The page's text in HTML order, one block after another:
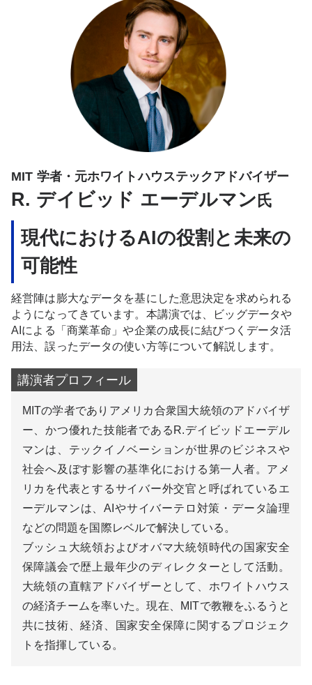
MIT 学者・元ホワイトハウステックアドバイザー
R. デイビッド エーデルマン 氏
現代におけるAIの役割と未来の
可能性
経営陣は膨大なデータを基にした意思決定を求められる
ようになってきています。本講演では、ビッグデータや
AIによる「商業革命」や企業の成長に結びつくデータ活
用法、誤ったデータの使い方等について解説します。
MITの学者でありアメリカ合衆国大統領のアドバイザ
ー、かつ優れた技能者であるR.デイビッドエーデル
マンは、テックイノベーションが世界のビジネスや
社会へ及ぼす影響の基準化における第一人者。アメ
リカを代表とするサイバー外交官と呼ばれているエ
ーデルマンは、AIやサイバーテロ対策・データ論理
などの問題を国際レベルで解決している。
ブッシュ大統領およびオバマ大統領時代の国家安全
保障議会で歴上最年少のディレクターとして活動。
大統領の直轄アドバイザーとして、ホワイトハウス
の経済チームを率いた。現在、MITで教鞭をふるうと
共に技術、経済、国家安全保障に関するプロジェク
トを指揮している。